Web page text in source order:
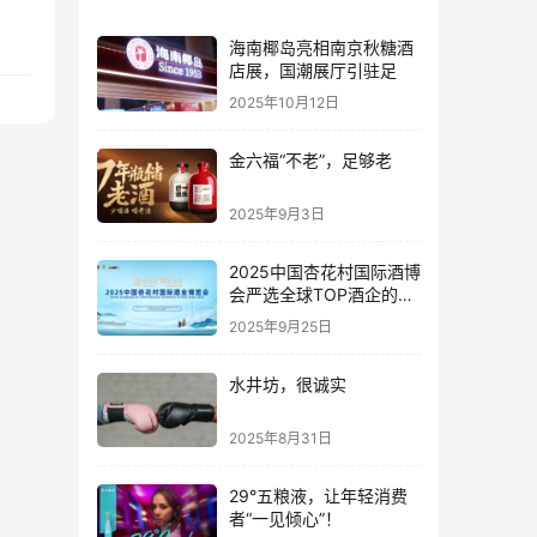
海南椰岛亮相南京秋糖酒
店展，国潮展厅引驻足
2025年10月12日
金六福“不老”，足够老
2025年9月3日
2025中国杏花村国际酒博
会严选全球TOP酒企的底
气何在？
2025年9月25日
水井坊，很诚实
2025年8月31日
29°五粮液，让年轻消费
者“一见倾心”！